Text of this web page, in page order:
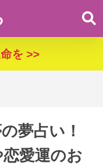
を >>
夢占い！
愛運のお